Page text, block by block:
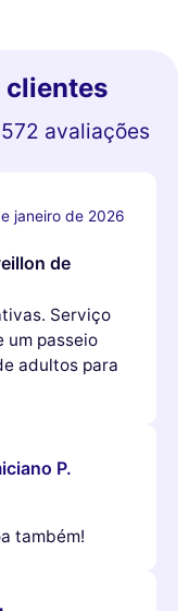
clientes
avaliações
janeiro de 2026
de
Serviço
um passeio
adultos para
P.
também!